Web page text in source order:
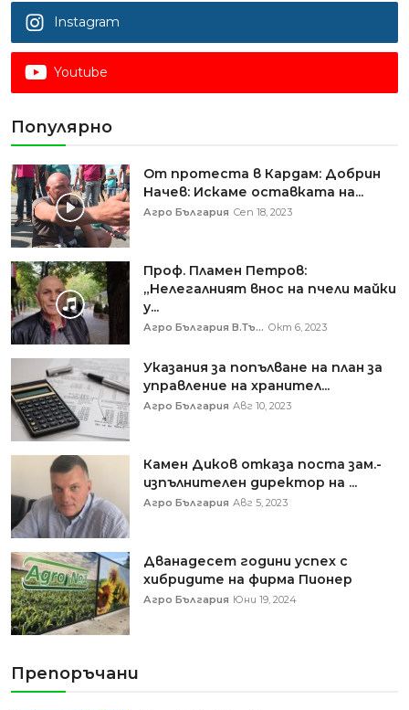
Instagram
Youtube
Популярно
От протеста в Кардам: Добрин
Начев: Искаме оставката на...
Агро България Сеп 18, 2023
Проф. Пламен Петров:
„Нелегалният внос на пчели майки
у...
Агро България В.Тъ... Окт 6, 2023
Указания за попълване на план за
управление на хранител...
Агро България Авг 10, 2023
Камен Диков отказа поста зам.-
изпълнителен директор на ...
Агро България Авг 5, 2023
Дванадесет години успех с
хибридите на фирма Пионер
Агро България Юни 19, 2024
Препоръчани